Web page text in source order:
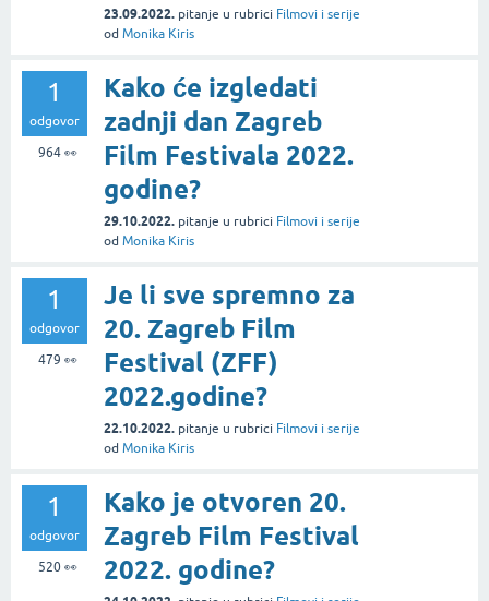
23.09.2022. pitanje u rubrici Filmovi i serije
od Monika Kiris
1
odgovor
964👀
Kako će izgledati
zadnji dan Zagreb
Film Festivala 2022.
godine?
29.10.2022. pitanje u rubrici Filmovi i serije
od Monika Kiris
1
odgovor
479 👀
Je li sve spremno za
20. Zagreb Film
Festival (ZFF)
2022.godine?
22.10.2022. pitanje u rubrici Filmovi i serije
od Monika Kiris
1
odgovor
520👀
Kako je otvoren 20.
Zagreb Film Festival
2022. godine?